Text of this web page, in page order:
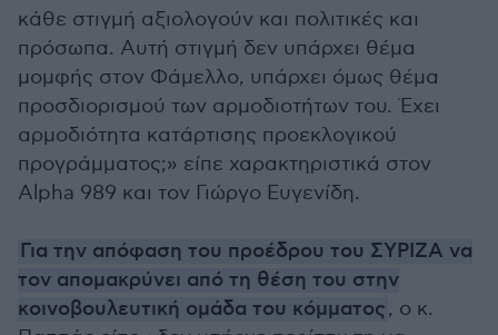
κάθε στιγμή αξιολογούν και πολιτικές και
πρόσωπα. Αυτή στιγμή δεν υπάρχει θέμα
μομφής στον Φάμελλο, υπάρχει όμως θέμα
προσδιορισμού των αρμοδιοτήτων του. Έχει
αρμοδιότητα κατάρτισης προεκλογικού
προγράμματος;» είπε χαρακτηριστικά στον
Alpha 989 και τον Γιώργο Ευγενίδη.
Για την απόφαση του προέδρου του ΣΥΡΙΖΑ να
τον απομακρύνει από τη θέση του στην
κοινοβουλευτική ομάδα του κόμματος, ο κ.